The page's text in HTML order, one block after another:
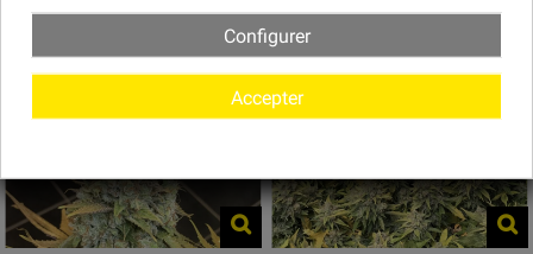
- Royal Queen Seeds
Configurer
Accepter